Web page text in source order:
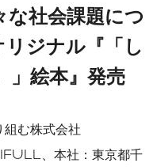
English
な社会課題につ
ジナル『「し
」絵本』発売
組む株式会社
、本社：東京都千